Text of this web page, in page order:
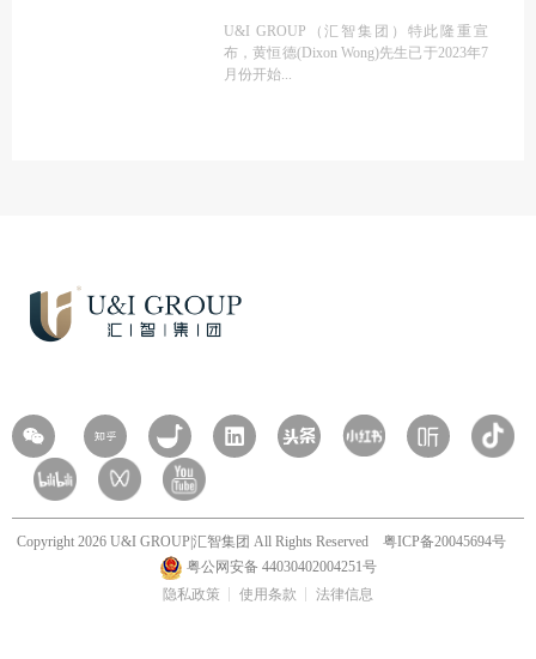
U&I GROUP（汇智集团）特此隆重宣
布，黄恒德(Dixon Wong)先生已于2023年7
月份开始
Copyright 2026 U&I GROUP|汇智集团 All Rights Reserved 粤ICP备20045694号
粤公网安备 44030402004251号
隐私政策
使用条款 法律信息